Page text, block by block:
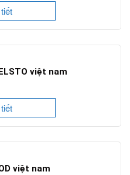
việt nam
việt nam